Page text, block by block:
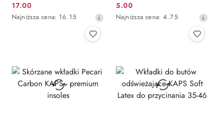
Cena
promocyjna:
17.00
Najniższa
obniżką
Najniższa cena: 16.15
Cena
promocyjna:
5.00
Najniższa
obniżką
Najniższa cena: 4.75